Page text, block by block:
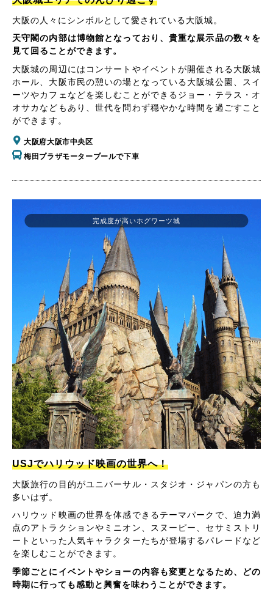
大阪の人々にシンボルとして愛されている大阪城。
天守閣の内部は博物館となっており、貴重な展示品の数々を
見て回ることができます。
大阪城の周辺にはコンサートやイベントが開催される大阪城
ホール、大阪市民の憩いの場となっている大阪城公園、スイ
ーツやカフェなどを楽しむことができるジョー・テラス・オ
オサカなどもあり、世代を問わず穏やかな時間を過ごすこと
ができます。
大阪府大阪市中央区
梅田プラザモータープールで下車
USJでハリウッド映画の世界へ！
大阪旅行の目的がユニバーサル・スタジオ・ジャパンの方も
多いはず。
ハリウッド映画の世界を体感できるテーマパークで、迫力満
点のアトラクションやミニオン、スヌーピー、セサミストリ
ートといった人気キャラクターたちが登場するパレードなど
を楽しむことができます。
季節ごとにイベントやショーの内容も変更となるため、どの
時期に行っても感動と興奮を味わうことができます。
完成度が高いホグワーツ城